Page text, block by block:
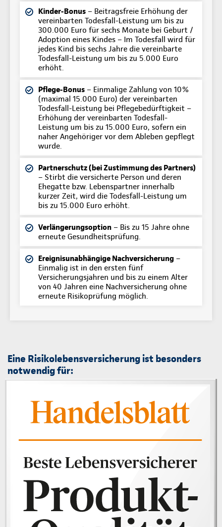
Kinder-Bonus – Beitragsfreie Erhöhung der
vereinbarten Todesfall-Leistung um bis zu
300.000 Euro für sechs Monate bei Geburt /
Adoption eines Kindes – Im Todesfall wird für
jedes Kind bis sechs Jahre die vereinbarte
Todesfall-Leistung um bis zu 5.000 Euro
erhöht.
Pflege-Bonus – Einmalige Zahlung von 10%
(maximal 15.000 Euro) der vereinbarten
Todesfall-Leistung bei Pflegebedürftigkeit –
Erhöhung der vereinbarten Todesfall-
Leistung um bis zu 15.000 Euro, sofern ein
naher Angehöriger vor dem Ableben gepflegt
wurde.
Partnerschutz (bei Zustimmung des Partners)
– Stirbt die versicherte Person und deren
Ehegatte bzw. Lebenspartner innerhalb
kurzer Zeit, wird die Todesfall-Leistung um
bis zu 15.000 Euro erhöht.
Verlängerungsoption – Bis zu 15 Jahre ohne
erneute Gesundheitsprüfung.
Ereignisunabhängige Nachversicherung –
Einmalig ist in den ersten fünf
Versicherungsjahren und bis zu einem Alter
von 40 Jahren eine Nachversicherung ohne
erneute Risikoprüfung möglich.
Eine Risikolebensversicherung ist besonders
notwendig für: